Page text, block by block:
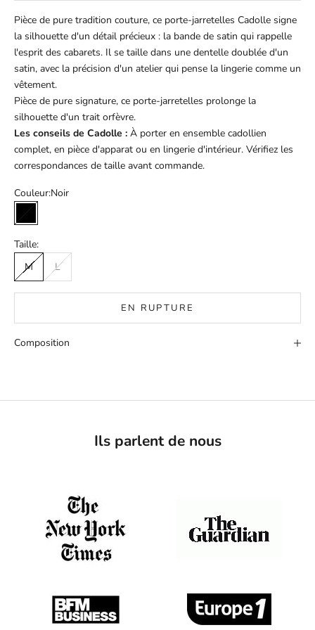
Pièce de pure tradition couture, ce porte-jarretelles Cadolle signe
la silhouette d'un détail précieux : la bande de satin qui rappelle
l'esprit des cabarets. Il se taille dans une dentelle doublée d'un
satin, avec la précision d'un atelier qui pense la lingerie comme un
vêtement.
Pièce de pure signature, ce porte-jarretelles prolonge la
silhouette d'un trait orfèvre.
Les conseils de Cadolle : À porter en ensemble cadollien
complet, en pièce d'apparat ou en lingerie d'intérieur. Vérifiez les
correspondances de taille avant commande.
Couleur:Noir
Noir
Taille:
M
L
EN RUPTURE
Composition
Ils parlent de nous